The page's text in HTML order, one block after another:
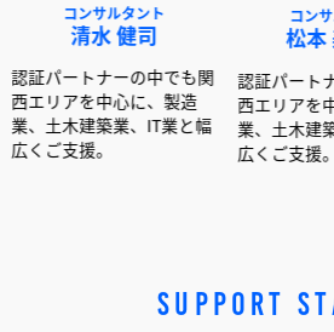
サルタント
水 健司
ナーの中でも関
中心に、製造
築業、IT業と幅
。
コンサルタント
松本 美乃理
認証パートナーの中で
西エリアを中心に、製
業、土木建築業、IT業
広くご支援。
SUPPORT